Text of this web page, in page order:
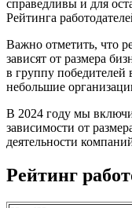
справедливы и для
Рейтинга
Важно отметить, что
зависят от размера
в группу
небольшие
В 2024 году мы
зависимости от
деятельности
Рейтинг